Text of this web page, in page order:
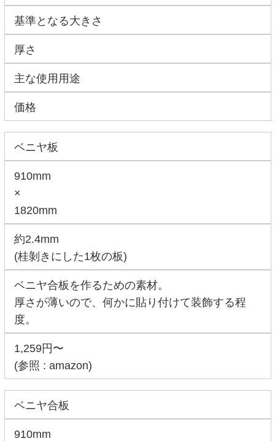
基準となる大きさ
厚さ
主な使用用途
価格
ベニヤ板
910mm
×
1820mm
約2.4mm
(桂剝きにした1枚の板)
ベニヤ合板を作るための素材。
厚さが薄いので、何かに貼り付けて装飾する程
度。
1,259円〜
(参照 : amazon)
ベニヤ合板
910mm